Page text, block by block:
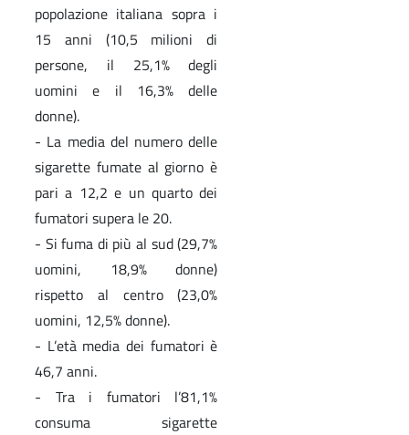
popolazione italiana sopra i
15 anni (10,5 milioni di
persone, il 25,1% degli
uomini e il 16,3% delle
donne).
- La media del numero delle
sigarette fumate al giorno è
pari a 12,2 e un quarto dei
fumatori supera le 20.
- Si fuma di più al sud (29,7%
uomini, 18,9% donne)
rispetto al centro (23,0%
uomini, 12,5% donne).
- L’età media dei fumatori è
46,7 anni.
- Tra i fumatori l’81,1%
consuma sigarette